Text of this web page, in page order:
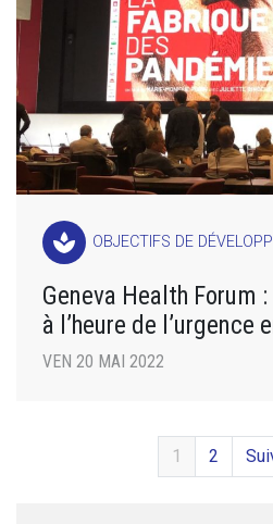
spa OBJECTIFS DE
Geneva Health Forum
à l’heure de l’urgence
VEN 20 MAI 2022
1 2